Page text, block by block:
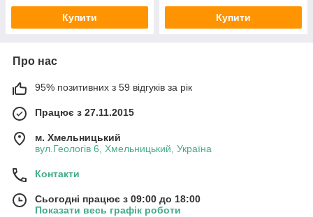
Купити Купити
Про нас
95% позитивних з 59 відгуків за рік
Працює з 27.11.2015
м. Хмельницький
вул.Геологів 6, Хмельницький, Україна
Контакти
Сьогодні працює з 09:00 до 18:00
Показати весь графік роботи